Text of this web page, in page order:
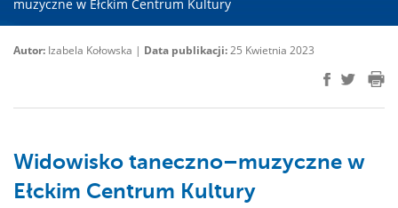
muzyczne w Ełckim Centrum Kultury
Autor: Izabela Kołowska | Data publikacji:25 Kwietnia 2023
Widowisko taneczno–muzyczne w
Ełckim Centrum Kultury